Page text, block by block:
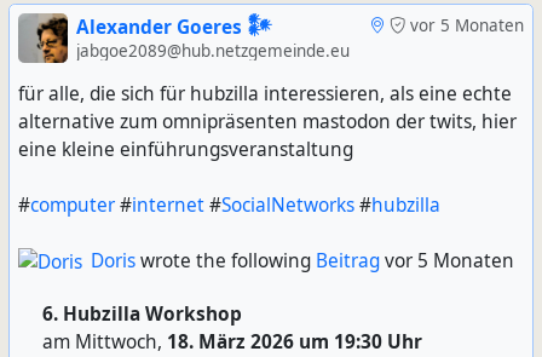
code you want, refactor that code using an LLM, and
spit out a "clean room" version that is freed from all
the obligations imposed by the original project's
software license:
https://www.404media.co/this-ai-tool-rips-off-open-
source-software-without-violating-copyright/?
ref=daily-stories-newsletter
If you'd like an essay-formatted version of this thread
vor 5 Monaten
Alexander Goeres 𒀯
jabgoe2089@hub.netzgemeinde.eu
für alle, die sich für hubzilla interessieren, als eine echte
alternative zum omnipräsenten mastodon der twits, hier
eine kleine einführungsveranstaltung
#computer#internet#SocialNetworks#hubzilla
Doriswrote the following Beitragvor 5 Monaten
6. Hubzilla Workshop
am Mittwoch, 18. März 2026 um 19:30 Uhr